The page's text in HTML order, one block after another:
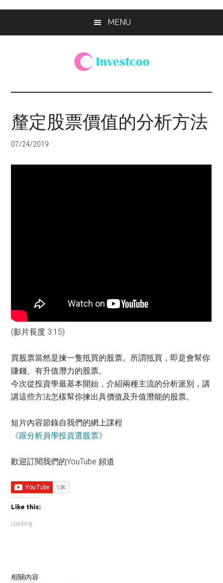
MENU
Investcoo
個
活
的
釐定股票價值的分析方法
07/24/2019
(影片長度 3:15)
買股票當然是揀一隻抵買的股票。所謂抵買，即是會幫你
賺錢、有升值潛力的股票。
今次從投資學最基本開始，介紹兩種主流的分析派別，講
講這些方法怎樣幫你揀出具價值及升值潛能的股票。
短片內容節錄自我們的網上課程
《跟分析員學投資選股票》
歡迎訂閱我們的YouTube 頻道
Like this:
Loading...
相關內容